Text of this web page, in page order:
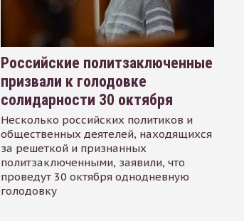
Российские политзаключенные
призвали к голодовке
солидарности 30 октября
Несколько российских политиков и
общественных деятелей, находящихся
за решеткой и признанных
политзаключенными, заявили, что
проведут 30 октября однодневную
голодовку